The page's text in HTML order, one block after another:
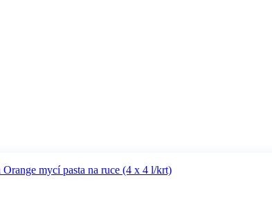
mycí pasta na ruce (4 x 4 l/krt)